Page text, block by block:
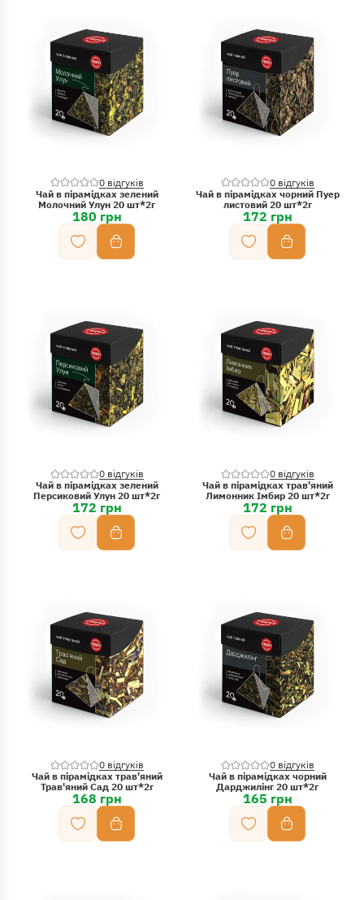
0 відгуків
Чай в пірамідках зелений
Молочний Улун 20 шт*2г
180 грн
0 відгуків
Чай в пірамідках чорний Пуер
листовий 20 шт*2г
172 грн
0 відгуків
Чай в пірамідках зелений
Персиковий Улун 20 шт*2г
172 грн
0 відгуків
Чай в пірамідках трав'яний
Лимонник Імбир 20 шт*2г
172 грн
0 відгуків
Чай в пірамідках трав'яний
Трав'яний Сад 20 шт*2г
168 грн
0 відгуків
Чай в пірамідках чорний
Дарджилінг 20 шт*2г
165 грн